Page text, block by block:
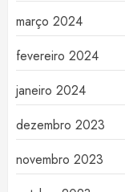
março 2024
fevereiro 2024
janeiro 2024
dezembro 2023
novembro 2023